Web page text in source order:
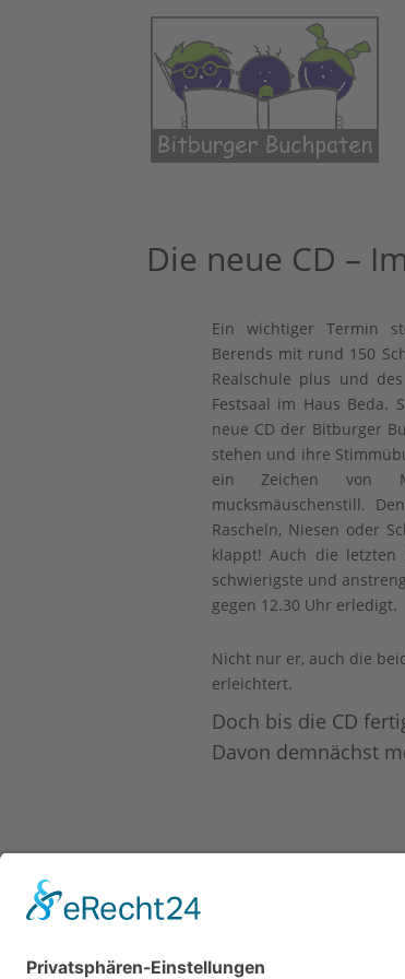
Die neue CD –
Ein wichtiger Termin
Berends mit rund 150
Realschule plus und
Festsaal im Haus Beda.
neue CD der Bitburger
stehen und ihre
ein Zeichen von
mucksmäuschenstill.
Rascheln, Niesen oder
klappt! Auch die letzten
schwierigste und
gegen 12.30 Uhr erledigt.
Nicht nur er, auch die
erleichtert.
Doch bis die CD
Davon demnächst